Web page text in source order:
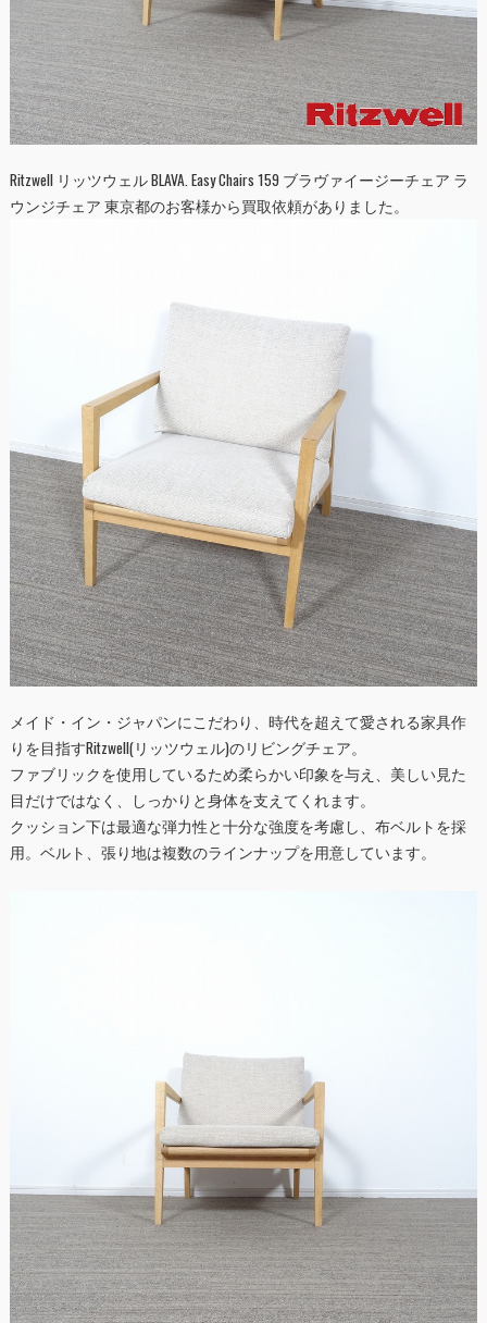
Ritzwell リッツウェル BLAVA. Easy Chairs 159 ブラヴァイージーチェア ラ
ウンジチェア 東京都のお客様から買取依頼がありました。
メイド・イン・ジャパンにこだわり、時代を超えて愛される家具作
りを目指すRitzwell(リッツウェル)のリビングチェア。
ファブリックを使用しているため柔らかい印象を与え、美しい見た
目だけではなく、しっかりと身体を支えてくれます。
クッション下は最適な弾力性と十分な強度を考慮し、布ベルトを採
用。ベルト、張り地は複数のラインナップを用意しています。